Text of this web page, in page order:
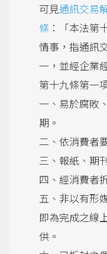
可見通訊交易
條 ：「本法第
情事，指通訊
一，並經企業
第十九條第一
一、易於腐敗
期。
二、依消費者
三、報紙、期
四、經消費者
五、非以有形
即為完成之線
供。